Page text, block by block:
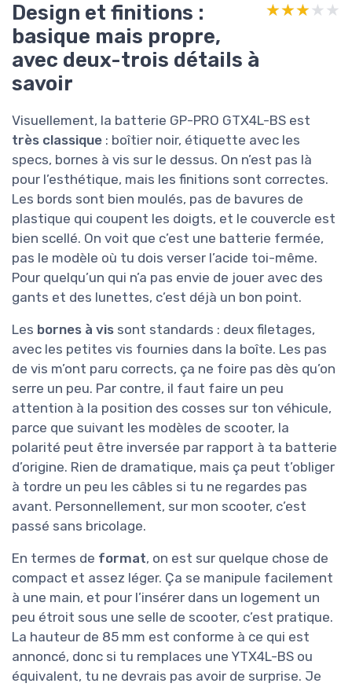
Design et finitions :
basique mais propre,
avec deux-trois détails à
savoir
★★★★★
★★★★★
Visuellement, la batterie GP-PRO GTX4L-BS est
très classique : boîtier noir, étiquette avec les
specs, bornes à vis sur le dessus. On n’est pas là
pour l’esthétique, mais les finitions sont correctes.
Les bords sont bien moulés, pas de bavures de
plastique qui coupent les doigts, et le couvercle est
bien scellé. On voit que c’est une batterie fermée,
pas le modèle où tu dois verser l’acide toi-même.
Pour quelqu’un qui n’a pas envie de jouer avec des
gants et des lunettes, c’est déjà un bon point.
Les bornes à vis sont standards : deux filetages,
avec les petites vis fournies dans la boîte. Les pas
de vis m’ont paru corrects, ça ne foire pas dès qu’on
serre un peu. Par contre, il faut faire un peu
attention à la position des cosses sur ton véhicule,
parce que suivant les modèles de scooter, la
polarité peut être inversée par rapport à ta batterie
d’origine. Rien de dramatique, mais ça peut t’obliger
à tordre un peu les câbles si tu ne regardes pas
avant. Personnellement, sur mon scooter, c’est
passé sans bricolage.
En termes de format, on est sur quelque chose de
compact et assez léger. Ça se manipule facilement
à une main, et pour l’insérer dans un logement un
peu étroit sous une selle de scooter, c’est pratique.
La hauteur de 85 mm est conforme à ce qui est
annoncé, donc si tu remplaces une YTX4L-BS ou
équivalent, tu ne devrais pas avoir de surprise. Je